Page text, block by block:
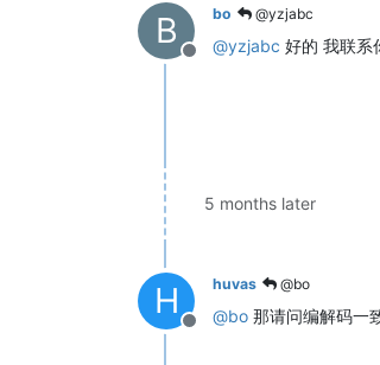
B
Offline
bo @yzjabc
@yzjabc 好的 我联系
5 months later
H
Offline
huvas @bo
@bo 那请问编解码一